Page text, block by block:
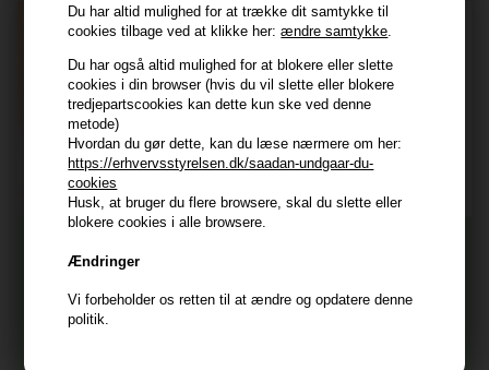
Du har altid mulighed for at trække dit samtykke til
cookies tilbage ved at klikke her:ændre samtykke.
Du har også altid mulighed for at blokere eller slette
cookies i din browser (hvis du vil slette eller blokere
tredjepartscookies kan dette kun ske ved denne
metode)
Hvordan du gør dette, kan du læse nærmere om her:
https://erhvervsstyrelsen.dk/saadan-undgaar-du-
cookies
Husk, at bruger du flere browsere, skal du slette eller
blokere cookies i alle browsere.
Ændringer
Vi forbeholder os retten til at ændre og opdatere denne
politik.
TILMELD
ConsentJeg accepterer vilkår og betingelser.
Læs mere her
Husk at vi har
Vi sender samme hverdag ved bestilling inden kl 14:45
356 dages returret
+9600 anmeldelser på Trustpilot , 4.9 Rating
Tilmeld dig nyhedsbrevet
Og modtag nyheder, eksklusive tilbud og rabatter